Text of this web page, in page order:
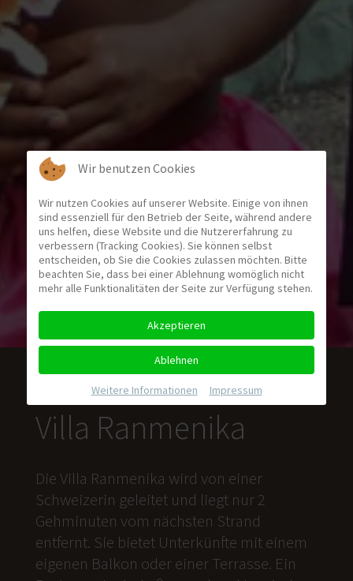
Villa Ranmenika
Die Villa Ranmenika wird von einer
Schweizerin geleitet und liegt nur 2
Gehminuten vom nächsten Strand
entfernt. Sie bietet Unterkünfte mit einem
eigenen Balkon oder einer Terrasse. Ein
Wir benutzen Cookies
Wir nutzen Cookies auf unserer Website. Einige von ihnen
sind essenziell für den Betrieb der Seite, während andere
uns helfen, diese Website und die Nutzererfahrung zu
verbessern (Tracking Cookies). Sie können selbst
entscheiden, ob Sie die Cookies zulassen möchten. Bitte
beachten Sie, dass bei einer Ablehnung womöglich nicht
mehr alle Funktionalitäten der Seite zur Verfügung stehen.
Akzeptieren
Ablehnen
Weitere Informationen Impressum